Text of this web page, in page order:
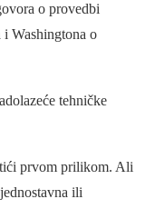
o provedbi
i Washingtona o
tehničke
prvom prilikom. Ali
ili